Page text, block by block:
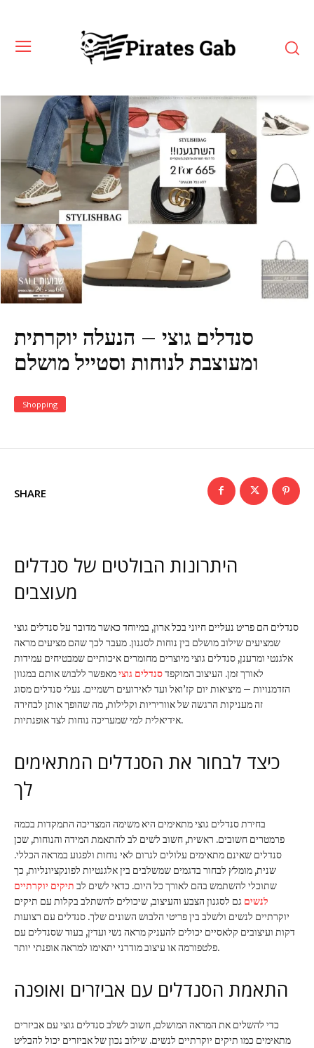
סנדלים גוצי – הנעלה יוקרתית
ומעוצבת לנוחות וסטייל מושלם
Shopping
SHARE
היתרונות הבולטים של סנדלים
מעוצבים
סנדלים הם פריט נעליים חיוני בכל ארון, במיוחד כאשר מדובר על סנדלים גוצי
שמציעים שילוב מושלם בין נוחות לסגנון. מעבר לכך שהם מציעים מראה
אלגנטי ומרענן, סנדלים גוצי מיוצרים מחומרים איכותיים שמבטיחים עמידות
לאורך זמן. העיצוב המוקפדסנדלים גוצימאפשר ללבוש אותם במגוון
הזדמנויות – מיציאות יום קז’ואל ועד לאירועים רשמיים. נעלי סנדלים מסוג
זה מעניקות הרגשה של אווריריות וקלילות, מה שהופך אותן לבחירה
אידיאלית למי שמעריכה נוחות לצד אופנתיות.
כיצד לבחור את הסנדלים המתאימים
לך
בחירת סנדלים גוצי מתאימים היא משימה המצריכה התמקדות בכמה
פרמטרים חשובים. ראשית, חשוב לשים לב להתאמת המידה והנוחות, שכן
סנדלים שאינם מתאימים עלולים לגרום לאי נוחות ולפגוע במראה הכללי.
שנית, מומלץ לבחור בדגמים שמשלבים בין אלגנטיות לפונקציונליות, כך
שתוכלי להשתמש בהם לאורך כל היום. כדאי לשים לב תיקים יוקרתיים
לנשים גם לסגנון הצבע והעיצוב, שיכולים להשתלב בקלות עם תיקים
יוקרתיים לנשים ולשלב בין פריטי הלבוש השונים שלך. סנדלים עם רצועות
דקות ועיצובים קלאסיים יכולים להעניק מראה נשי ועדין, בעוד שסנדלים עם
פלטפורמה או עיצוב מודרני יתאימו למראה אופנתי יותר.
התאמת הסנדלים עם אביזרים ואופנה
כדי להשלים את המראה המושלם, חשוב לשלב סנדלים גוצי עם אביזרים
מתאימים כמו תיקים יוקרתיים לנשים. שילוב נכון של אביזרים יכול להבליט